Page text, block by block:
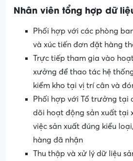
Nhân viên tổng hợp dữ
Phối hợp với các phòng
và xúc tiến đơn đặt hàng
Trực tiếp tham gia vào
xưởng để thao tác hệ
kiểm kho tại vị trí cân và
Phối hợp với Tổ trưởng tại
dõi hoạt động sản xuất tại
việc sản xuất đúng kiểu
hàng đã nhận
Thu thập và xử lý dữ liệu